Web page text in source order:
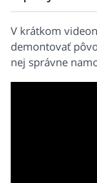
V krátkom
demontovať
nej správne